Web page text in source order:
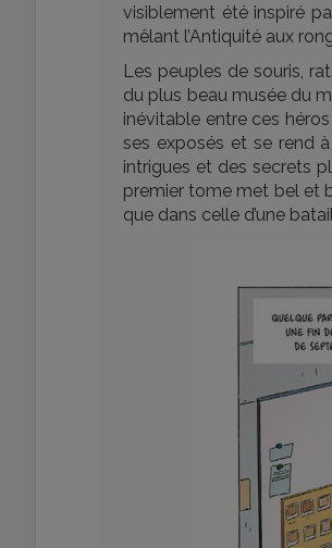
visiblement été inspiré
mêlant l’Antiquité aux
Les peuples de souris,
du plus beau musée du
inévitable entre ces héros
ses exposés et se rend
intrigues et des secrets
premier tome met bel et
que dans celle d’une